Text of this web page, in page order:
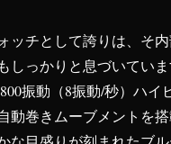
ッチとして誇りは、そ
しっかりと息づいてい
振動（8振動/秒）ハイ
動巻きムーブメントを